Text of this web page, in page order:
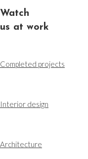
Watch
us at work
Completed projects
Interior design
Architecture